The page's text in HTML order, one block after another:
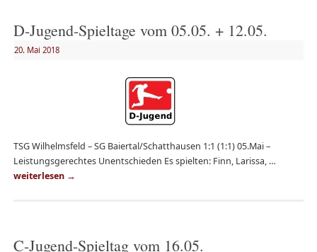
D-Jugend-Spieltage vom 05.05. + 12.05.
20. Mai 2018
TSG Wilhelmsfeld – SG Baiertal/Schatthausen 1:1 (1:1) 05.Mai –
Leistungsgerechtes Unentschieden Es spielten: Finn, Larissa, …
weiterlesen →
C-Jugend-Spieltag vom 16.05.